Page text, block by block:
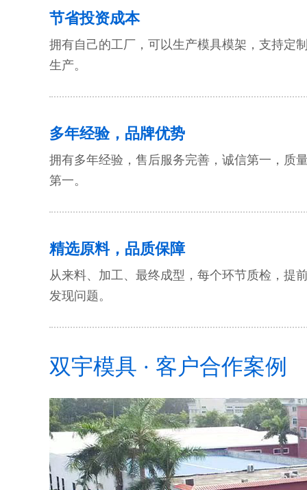
节省投资成本
拥有自己的工厂，可以生产模具模架，支持定
生产。
多年经验，品牌优势
拥有多年经验，售后服务完善，诚信第一，质
第一。
精选原料，品质保障
从来料、加工、最终成型，每个环节质检，提
发现问题。
双宇模具 · 客户合作案例